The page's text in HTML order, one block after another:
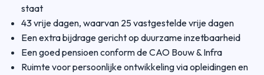
staat
43 vrije dagen, waarvan 25 vastgestelde vrije dagen
Een extra bijdrage gericht op duurzame inzetbaarheid
Een goed pensioen conform de CAO Bouw & Infra
Ruimte voor persoonlijke ontwikkeling via opleidingen en